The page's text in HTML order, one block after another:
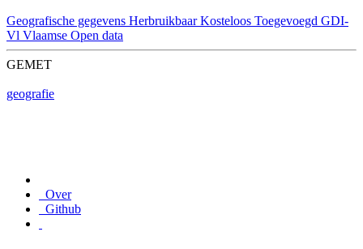
Geografische gegevens Herbruikbaar Kosteloos Toegevoegd GDI-
Vl Vlaamse Open data
GEMET
geografie
Over
Github